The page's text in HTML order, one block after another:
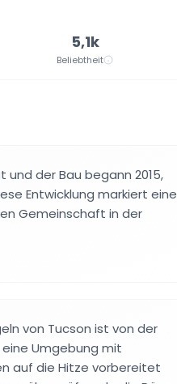
5,1k
Beliebtheit
und der Bau begann 2015,
Entwicklung markiert eine
Gemeinschaft in der
von Tucson ist von der
Umgebung mit
auf die Hitze vorbereitet